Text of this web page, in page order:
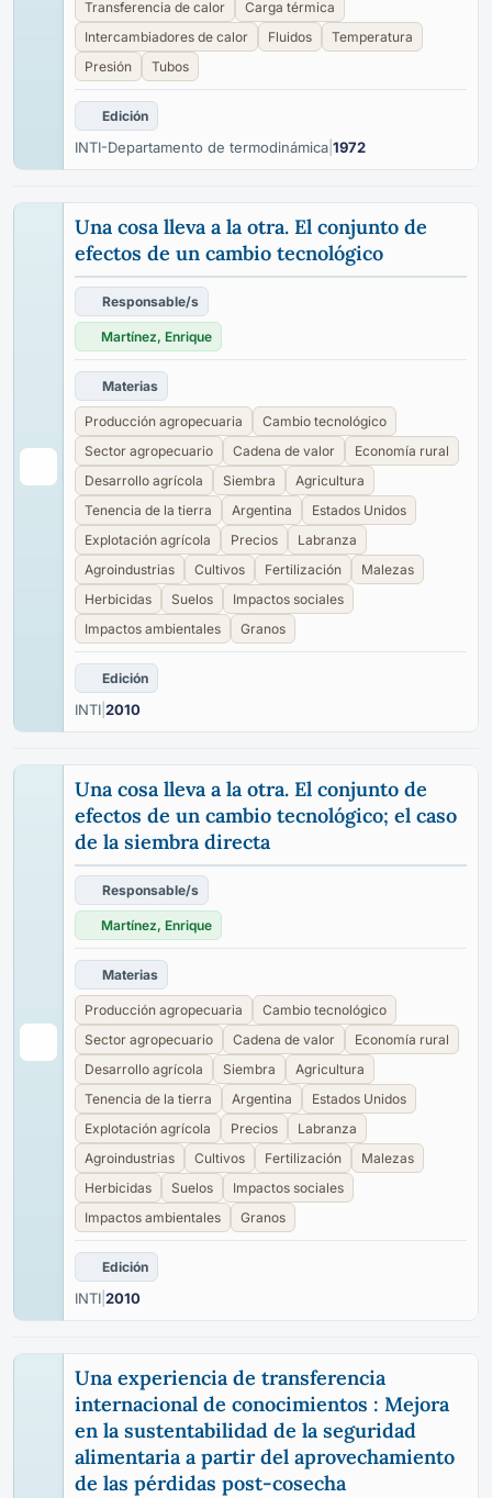
Transferencia de calor
Carga térmica
Intercambiadores de calor
Fluidos
Temperatura
Presión
Tubos
Edición
INTI-Departamento de termodinámica 1972
Una cosa lleva a la otra. El conjunto de
efectos de un cambio tecnológico
Responsable/s
Martínez, Enrique
Materias
Producción agropecuaria
Cambio tecnológico
Sector agropecuario
Cadena de valor
Economía rural
Desarrollo agrícola
Siembra
Agricultura
Tenencia de la tierra
Argentina
Estados Unidos
Explotación agrícola
Precios
Labranza
Agroindustrias
Cultivos Fertilización
Malezas
Herbicidas
Suelos
Impactos sociales
Impactos ambientales
Granos
Edición
INTI 2010
Una cosa lleva a la otra. El conjunto de
efectos de un cambio tecnológico; el caso
de la siembra directa
Responsable/s
Martínez, Enrique
Materias
Producción agropecuaria
Cambio tecnológico
Sector agropecuario
Cadena de valor
Economía rural
Desarrollo agrícola
Siembra
Agricultura
Tenencia de la tierra
Argentina
Estados Unidos
Explotación agrícola
Precios
Labranza
Agroindustrias
Cultivos Fertilización
Malezas
Herbicidas
Suelos
Impactos sociales
Impactos ambientales
Granos
Edición
INTI 2010
Una experiencia de transferencia
internacional de conocimientos : Mejora
en la sustentabilidad de la seguridad
alimentaria a partir del aprovechamiento
de las pérdidas post-cosecha